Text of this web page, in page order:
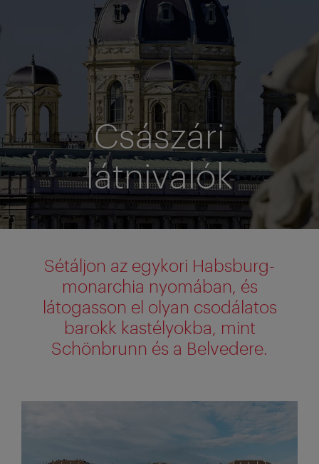
Császári
látnivalók
Sétáljon az egykori Habsburg-
monarchia nyomában, és
látogasson el olyan csodálatos
barokk kastélyokba, mint
Schönbrunn és a Belvedere.